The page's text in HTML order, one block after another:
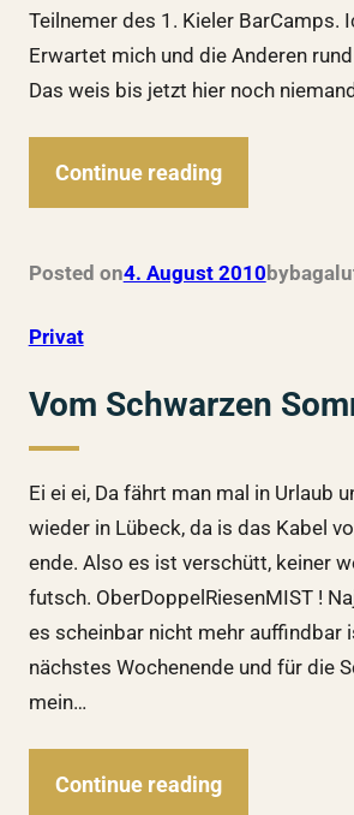
Teilnemer des 1. Kieler BarCamps.
Erwartet mich und die Anderen
Das weis bis jetzt hier noch
Continue reading
Posted on4. August 2010by
Privat
Vom Schwarzen
Ei ei ei, Da fährt man mal in Urlaub
wieder in Lübeck, da is das Kabel
ende. Also es ist verschütt, keiner
futsch. OberDoppelRiesenMIST !
es scheinbar nicht mehr auffindbar
nächstes Wochenende und für die
mein…
Continue reading